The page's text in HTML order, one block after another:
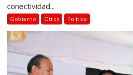
conectividad...
Gobierno Otros Política